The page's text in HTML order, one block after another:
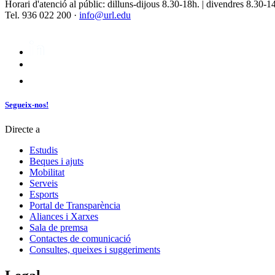
Horari d'atenció al públic: dilluns-dijous 8.30-18h. | divendres 8.30-
Tel. 936 022 200 · info@url.edu
Segueix-nos!
Directe a
Estudis
Beques i ajuts
Mobilitat
Serveis
Esports
Portal de Transparència
Aliances i Xarxes
Sala de premsa
Contactes de comunicació
Consultes, queixes i suggeriments